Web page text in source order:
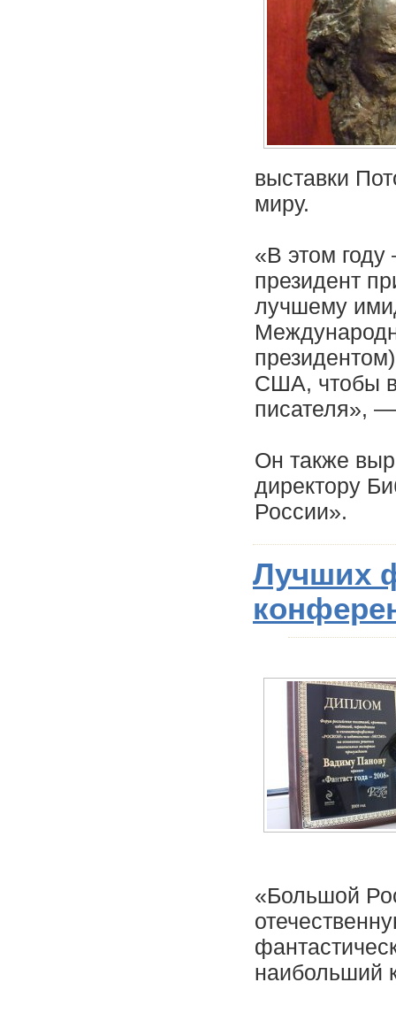
выставки
миру.
«В этом
президент
лучшему
США, чтобы в
писателя»,
Он также
директору
России».
Лучших
«Большой
наибольший